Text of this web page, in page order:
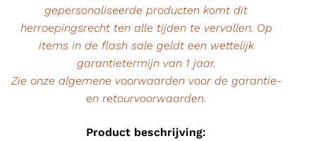
gepersonaliseerde producten komt dit
herroepingsrecht ten alle tijden te vervallen. Op
items in de flash sale geldt een wettelijk
garantietermijn van 1 jaar.
Zie onze algemene voorwaarden voor de garantie-
en retourvoorwaarden.
Product beschrijving: